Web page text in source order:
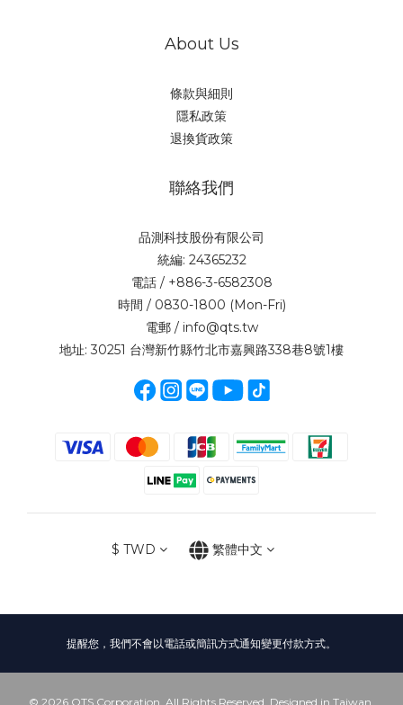
About Us
條款與細則
隱私政策
退換貨政策
聯絡我們
品測科技股份有限公司
統編: 24365232
電話 / +886-3-6582308
時間 / 0830-1800 (Mon-Fri)
電郵 / info@qts.tw
地址: 30251 台灣新竹縣竹北市嘉興路338巷8號1樓
$ TWD 繁體中文
提醒您，我們不會以電話或簡訊方式通知變更付款方式。
© 2026 QTS Corporation. All Rights Reserved. Designed in Taiwan.